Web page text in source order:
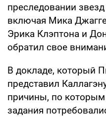
преследовании
включая Мика
Эрика Клэптона и
обратил свое
В докладе, который
представил
причины, по
задания